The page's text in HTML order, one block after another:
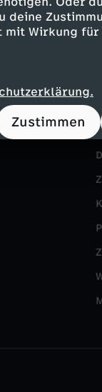
Wirkung
Zustimmen